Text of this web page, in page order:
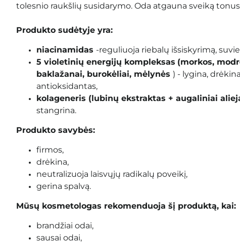
tolesnio raukšlių susidarymo. Oda atgauna sveiką
Produkto sudėtyje yra:
niacinamidas -reguliuoja riebalų išsiskyrimą,
5 violetinių energijų kompleksas (morkos,
baklažanai, burokėliai, mėlynės ) - lygina,
antioksidantas,
kolageneris (lubinų ekstraktas + augaliniai
stangrina.
Produkto savybės:
firmos,
drėkina,
neutralizuoja laisvųjų radikalų poveikį,
gerina spalvą.
Mūsų kosmetologas rekomenduoja šį produktą, kai:
brandžiai odai,
sausai odai,